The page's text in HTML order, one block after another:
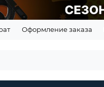
Оформление заказа